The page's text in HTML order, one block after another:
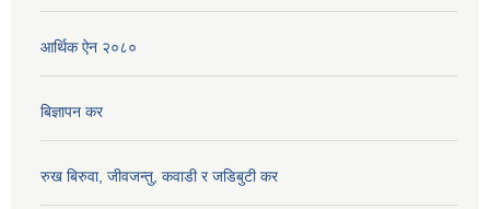
आर्थिक ऐन २०८०
बिज्ञापन कर
रुख बिरुवा, जीवजन्तु, कवाडी र जडिबुटी कर